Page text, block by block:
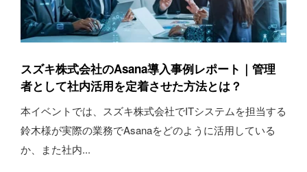
スズキ株式会社のAsana導入事例レポート｜管理
者として社内活用を定着させた方法とは？
本イベントでは、スズキ株式会社でITシステムを担当する
鈴木様が実際の業務でAsanaをどのように活用している
か、また社内...